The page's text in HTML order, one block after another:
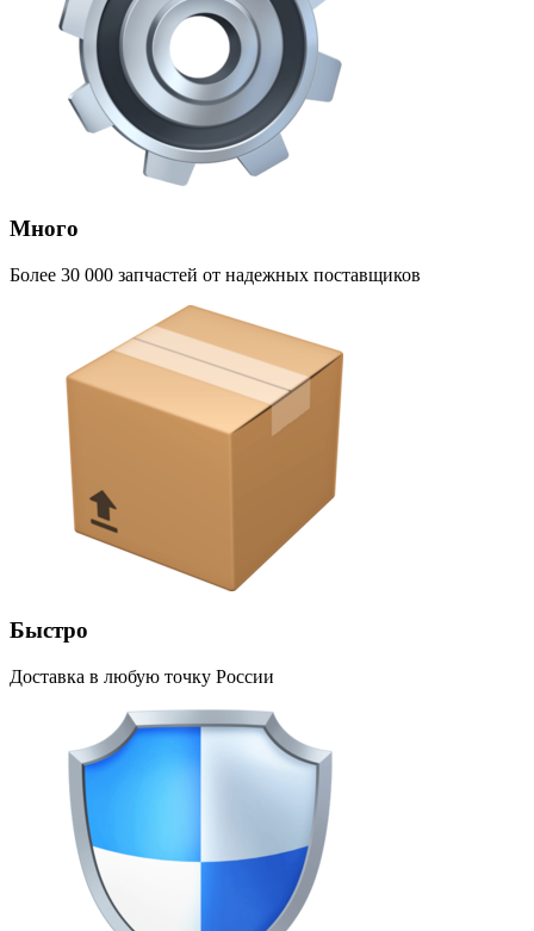
Много
Более 30 000 запчастей от надежных поставщиков
Быстро
Доставка в любую точку России